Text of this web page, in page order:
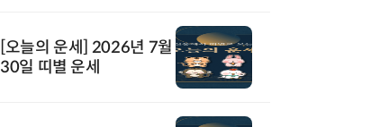
[오늘의 운세] 2026년 7월
30일 띠별 운세